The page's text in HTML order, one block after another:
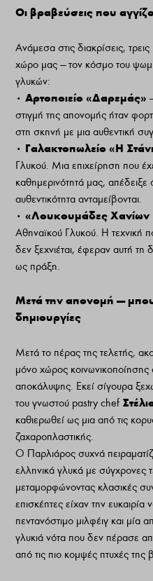
Οι βραβεύσεις που
Ανάμεσα στις διακρίσεις,
χώρο μας — τον κόσμο του
γλυκών:
•Αρτοποιείο «Δαρεμάς»
στιγμή της απονομής ήταν
στη σκηνή με μια αυθεντική
• Γαλακτοπωλείο «Η
Γλυκού. Μια επιχείρηση που
καθημερινότητά μας, απέδειξε
αυθεντικότητα ανταμείβονται.
•«Λουκουμάδες Χανίων
Αθηναϊκού Γλυκού. Η τεχνική
δεν ξεχνιέται, έφεραν αυτή τη
ως πράξη.
Μετά την απονομή —
δημιουργίες
Μετά το πέρας της τελετής,
μόνο χώρος κοινωνικοποίησης
αποκάλυψης. Εκεί σίγουρα
του γνωστού pastry chef
καθιερωθεί ως μια από τις
ζαχαροπλαστικής.
Ο Παρλιάρος συχνά
ελληνικά γλυκά με σύγχρονες
μεταμορφώνοντας κλασικές
επισκέπτες είχαν την
πεντανόστιμο μιλφέιγ και μία
γλυκιά νότα που δεν πέρασε
από τις πιο κομψές πτυχές της